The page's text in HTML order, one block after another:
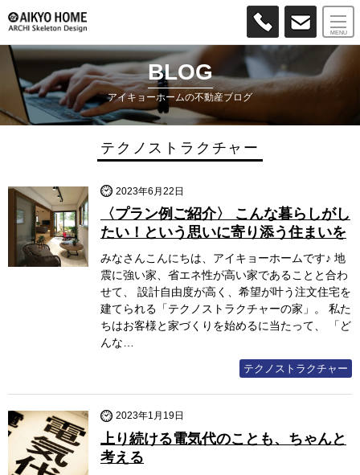
BLOG
アイキョーホームの不動産ブログ
テクノストラクチャー
2023年6月22日
〈プラン例ご紹介〉 こんな暮らしがし
たい！という思いに寄り添う住まいを
みなさんこんにちは、アイキョーホームです♪ 地
震に強い家、省エネ性が高い家であることと合わ
せて、 設計自由度が高く、希望が叶う注文住宅を
建てられる「テクノストラクチャーの家」。 私た
ちはお客様と家づくりを始めるに当たって、 「ど
んな…
テクノストラクチャー
2023年1月19日
上り続ける電気代のことも、ちゃんと
考える
MENU